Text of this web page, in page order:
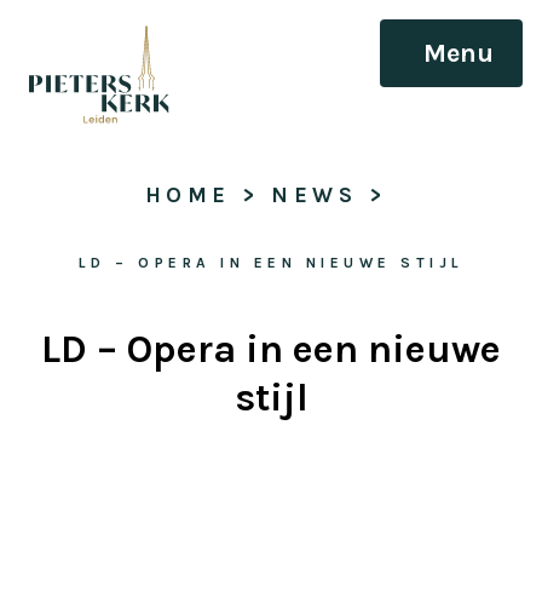
Menu
HOME > NEWS >
LD – OPERA IN EEN NIEUWE STIJL
LD – Opera in een nieuwe
stijl